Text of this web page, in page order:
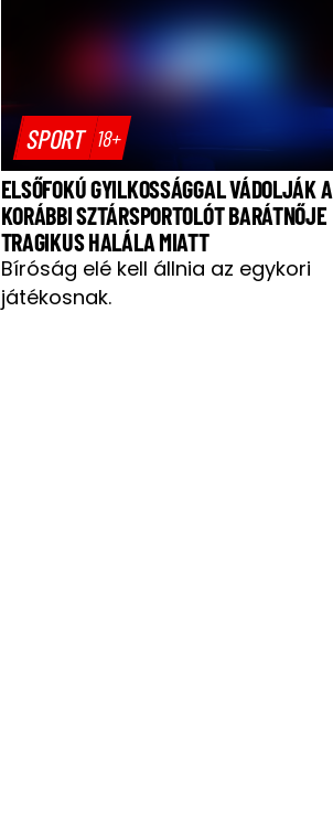
SPORT 18+
ELSŐFOKÚ GYILKOSSÁGGAL VÁDOLJÁK A
KORÁBBI SZTÁRSPORTOLÓT BARÁTNŐJE
TRAGIKUS HALÁLA MIATT
Bíróság elé kell állnia az egykori
játékosnak.